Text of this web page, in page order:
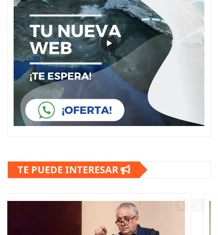
TE PUEDE INTERESAR